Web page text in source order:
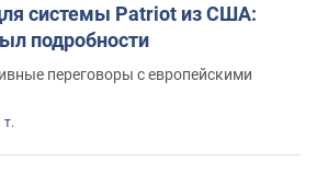
системы Patriot из США:
подробности
переговоры с европейскими
т.